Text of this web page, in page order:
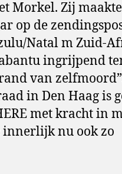
Morkel. Zij
op de
Natal m Zuid-
ingrijpend
van
in Den Haag is
met kracht in
innerlijk nu ook zo